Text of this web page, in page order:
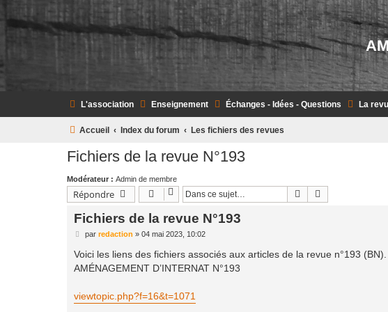
L'association Enseignement Échanges - Idées - Questions La
Accueil Index du forum Les fichiers des revues
Fichiers de la revue N°193
Modérateur : Admin de membre
Répondre Rechercher
Fichiers de la revue N°193
M
s
a
par redaction » 04 mai 2023, 10:02
Voici les liens des fichiers associés aux articles de la revue n°193
AMÉNAGEMENT D’INTERNAT N°193
viewtopic.php?f=16&t=1071